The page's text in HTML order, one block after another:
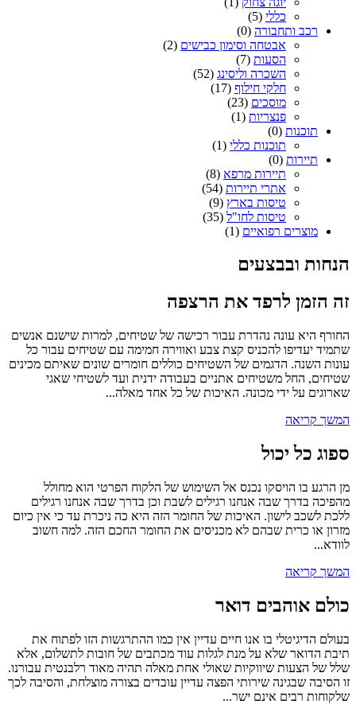
כללי (5)
רכב ותחבורה (0)
אבטחה וסימון כבישים (2)
הסעות (7)
השכרה וליסינג (52)
חלקי חילוף (17)
מוסכים (23)
פנצריות (1)
תוכנות (0)
תוכנות כללי (1)
תיירות (0)
תיירות מרפא (8)
אתרי תיירות (54)
טיסות בארץ (9)
טיסות לחו"ל (35)
מוצרים רפואיים (1)
הנחות ובבצעים
זה הזמן לרפד את הרצפה
החורף היא עונה נהדרת עבור רכישה של שטיחים, למרות שישנם אנשים
שתמיד יעדיפו להכניס קצת צבע ואווירה חמימה עם שטיחים עבור כל
עונות השנה. הדגמים של השטיחים כוללים חומרים שונים שאיתם מכינים
שטיחים, החל משטיחים אתניים בעבודה ידנית ועד לשטיחי שאגי
שארוגים על ידי מכונה. האיכות של כל אחד מאלה...
המשך קריאה
ספוג כל יכול
מן הרגע בו הויסקו נכנס אל השימוש של הלקוח הפרטי הוא מחולל
מהפיכה בדרך שבה אנחנו רגילים לשבת וכן בדרך שבה אנחנו רגילים
ללכת לשכב לישון. האיכות של החומר הזה היא כה ניכרת עד כי אין כיום
מזרון או כרית שבהם לא מכניסים את החומר החכם הזה. למה חשוב
לוודא...
המשך קריאה
כולם אוהבים דואר
בעולם הדיגיטלי בו אנו חיים עדיין אין כמו ההתרגשות הזו לפתוח את
תיבת הדואר שלא על מנת לגלות עוד מכתבים של חובות לתשלום, אלא
שלל של הצעות שיווקיות שאולי אחת מאלה תהיה מאוד רלבנטית עבורנו.
זו הסיבה שבגינה שירותי הפצה עדיין עובדים בצורה מוצלחת, והסיבה לכך
שלקוחות רבים אינם ישר...